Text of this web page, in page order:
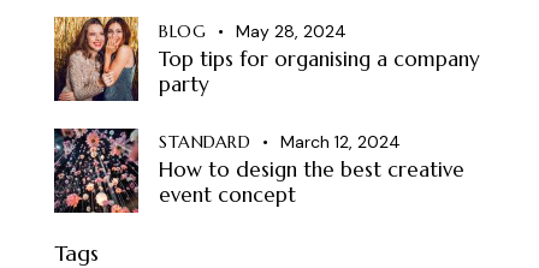
BLOG May 28, 2024
Top tips for organising a company
party
STANDARD March 12, 2024
How to design the best creative
event concept
Tags